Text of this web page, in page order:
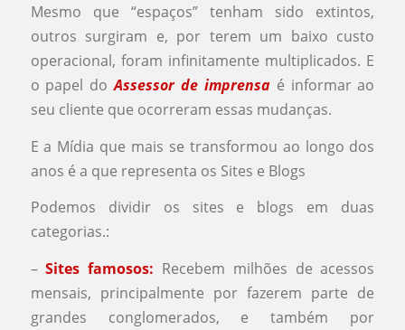
Mesmo que “espaços” tenham sido extintos,
outros surgiram e, por terem um baixo custo
operacional, foram infinitamente multiplicados. E
o papel doAssessor de imprensaé informar ao
seu cliente que ocorreram essas mudanças.
E a Mídia que mais se transformou ao longo dos
anos é a que representa os Sites e Blogs
Podemos dividir os sites e blogs em duas
categorias.:
–Sites famosos: Recebem milhões de acessos
mensais, principalmente por fazerem parte de
grandes conglomerados, e também por